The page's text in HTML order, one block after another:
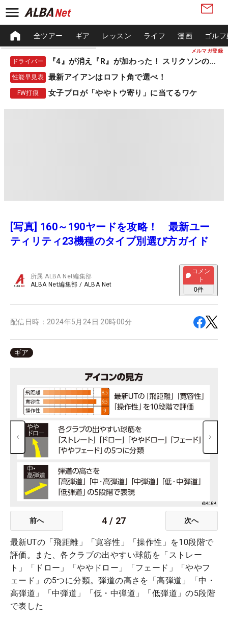
メルマガ登録
全ツアー ギア レッスン ライフ 漫画 ゴル
ドライバー 『4』が消え『R』が加わった！ スリクソンの新作
性能早見表 最新アイアンはロフト角で選べ！
FW打痕 女子プロが「ややトウ寄り」に当てるワケ
[写真] 160～190ヤードを攻略！ 最新ユー
ティリティ23機種のタイプ別選び方ガイド
所属ALBA Net編集部
ALBA Net編集部 / ALBA Net
コメン
ト
0件
配信日時： 2024年5月24日 20時00分
ギア
前へ 4 / 27 次へ
最新UTの「飛距離」「寛容性」「操作性」を10段階で
評価。また、各クラブの出やすい球筋を「ストレー
ト」「ドロー」「ややドロー」「フェード」「ややフ
ェード」の5つに分類。弾道の高さを「高弾道」「中・
高弾道」「中弾道」「低・中弾道」「低弾道」の5段階
で表した